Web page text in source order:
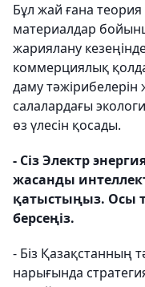
Бұл жай ғана теория
материалдар
жариялану
коммерциялық
даму тәжірибелерін
салалардағы
өз үлесін қосады.
- Сіз Электр
жасанды
қатыстыңыз. Осы
берсеңіз.
- Біз Қазақстанның
нарығында